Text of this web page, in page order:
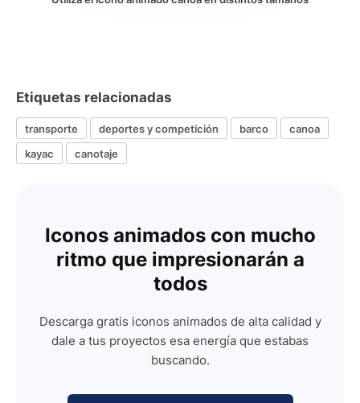
Etiquetas relacionadas
transporte deportes y competición barco
canoa
kayac
canotaje
Iconos animados con mucho
ritmo que impresionarán a
todos
Descarga gratis iconos animados de alta calidad y
dale a tus proyectos esa energía que estabas
buscando.